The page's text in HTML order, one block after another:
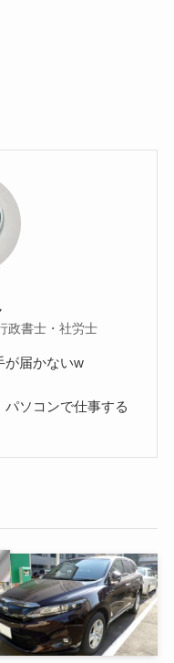
政書士・社労士
が届かないw
ソコンで仕事する